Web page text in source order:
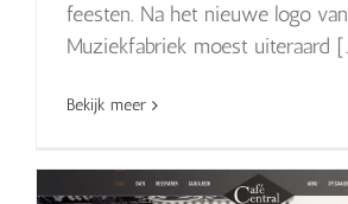
feesten. Na het nieuwe logo
Muziekfabriek moest uiteraard
Bekijk meer